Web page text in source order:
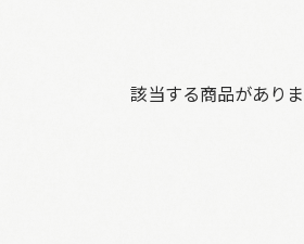
該当する商品がありま